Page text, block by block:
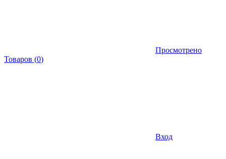
Просмотрено
Товаров (0)
Вход